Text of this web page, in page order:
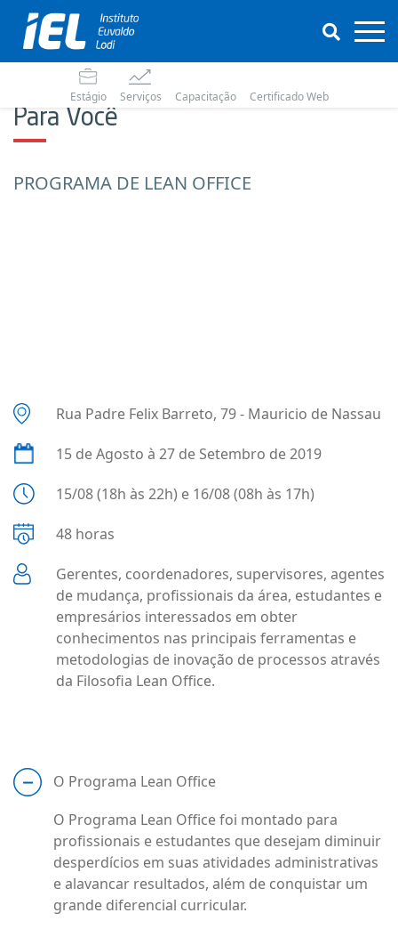
Estágio Serviços Capacitação Certificado Web
Para Você
PROGRAMA DE LEAN OFFICE
Rua Padre Felix Barreto, 79 - Mauricio de Nassau
15 de Agosto à 27 de Setembro de 2019
15/08 (18h às 22h) e 16/08 (08h às 17h)
48 horas
Gerentes, coordenadores, supervisores, agentes
de mudança, profissionais da área, estudantes e
empresários interessados em obter
conhecimentos nas principais ferramentas e
metodologias de inovação de processos através
da Filosofia Lean Office.
O Programa Lean Office
O Programa Lean Office foi montado para
profissionais e estudantes que desejam diminuir
desperdícios em suas atividades administrativas
e alavancar resultados, além de conquistar um
grande diferencial curricular.